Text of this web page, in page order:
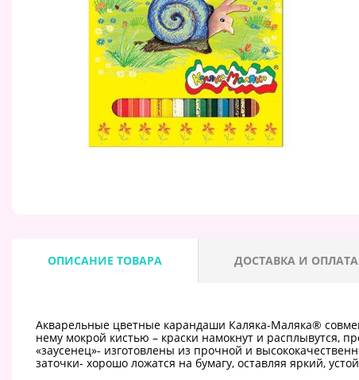
ОПИСАНИЕ ТОВАРА ДОСТАВКА И ОПЛАТА
Акварельные цветные карандаши Каляка-Маляка®
нему мокрой кистью – краски намокнут и расплывутся,
«заусенец»- изготовлены из прочной и
заточки- хорошо ложатся на бумагу, оставляя яркий,